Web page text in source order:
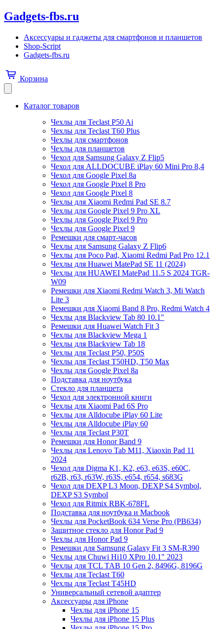
Gadgets-fbs.ru
Аксессуары и гаджеты для смартфонов и планшетов
Shop-Script
Gadgets-fbs.ru
Корзина
Каталог товаров
Чехлы для Teclast P50 Ai
Чехлы для Teclast T60 Plus
Чехлы для смартфонов
Чехлы для планшетов
Чехол для Samsung Galaxy Z Flip5
Чехол для ALLDOCUBE iPlay 60 Mini Pro 8,4
Чехол для Google Pixel 8a
Чехол для Google Pixel 8 Pro
Чехол для Google Pixel 8
Чехлы для Xiaomi Redmi Pad SE 8.7
Чехлы для Google Pixel 9 Pro XL
Чехлы для Google Pixel 9 Pro
Чехлы для Google Pixel 9
Ремешки для смарт-часов
Чехлы для Samsung Galaxy Z Flip6
Чехлы для Poco Pad, Xiaomi Redmi Pad Pro 12.1
Чехлы для Huawei MatePad SE 11 (2024)
Чехлы для HUAWEI MatePad 11.5 S 2024 TGR-
W09
Ремешки для Xiaomi Redmi Watch 3, Mi Watch
Lite 3
Ремешки для Xiaomi Band 8 Pro, Redmi Watch 4
Чехлы для Blackview Tab 80 10.1"
Ремешки для Huawei Watch Fit 3
Чехлы для Blackview Mega 1
Чехлы для Blackview Tab 18
Чехлы для Teclast P50, P50S
Чехлы для Teclast T50HD, T50 Max
Чехлы для Google Pixel 8a
Подставка для ноутбука
Стекло для планшета
Чехол для электронной книги
Чехлы для Xiaomi Pad 6S Pro
Чехлы для Alldocube iPlay 60 Lite
Чехлы для Alldocube iPlay 60
Чехлы для Teclast P30T
Ремешки для Honor Band 9
Чехлы для Lenovo Tab M11, Xiaoxin Pad 11
2024
Чехол для Digma K1, K2, e63, e63S, e60C,
r62B, r63, r63W, r63S, e654, r654, s683G
Чехол для DEXP L3 Moon, DEXP S4 Symbol,
DEXP S3 Symbol
Чехол для Ritmix RBK-678FL
Подставка для ноутбука и Macbook
Чехлы для PocketBook 634 Verse Pro (PB634)
Защитное стекло для Honor Pad 9
Чехлы для Honor Pad 9
Ремешки для Samsung Galaxy Fit 3 SM-R390
Чехлы для Chuwi Hi10 XPro 10.1" 2023
Чехлы для TCL TAB 10 Gen 2, 8496G, 8196G
Чехлы для Teclast T60
Чехлы для Teclast T45HD
Универсальный сетевой адаптер
Аксессуары для iPhone
Чехлы для iPhone 15
Чехлы для iPhone 15 Plus